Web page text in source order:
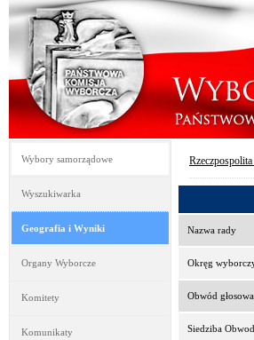
Wybory samorządowe
Wyszukiwarka
Geografia i Wyniki
Organy Wyborcze
Komitety
Komunikaty
Nazwa rady
Okręg
Obwód
Siedziba